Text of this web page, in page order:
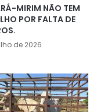
MIRIM NÃO TEM
POR FALTA DE
de 2026